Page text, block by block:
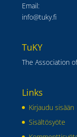
Email:
info@tuky.fi
TuKY
The Association
Links
Kirjaudu sisään
Sisältösyöte